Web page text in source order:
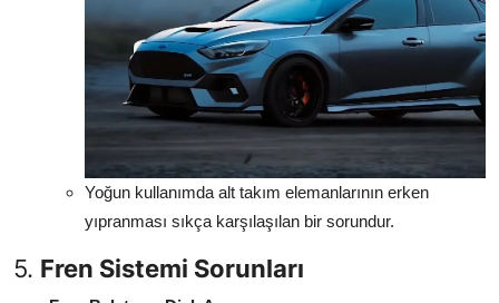
Yoğun kullanımda alt takım elemanlarının erken
yıpranması sıkça karşılaşılan bir sorundur.
5. Fren Sistemi Sorunları